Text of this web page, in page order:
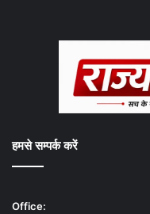
हमसे सम्पर्क करें
Office: